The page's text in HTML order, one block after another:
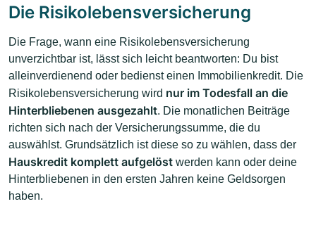
Die Risikolebensversicherung
Die Frage, wann eine Risikolebensversicherung
unverzichtbar ist, lässt sich leicht beantworten: Du bist
alleinverdienend oder bedienst einen Immobilienkredit. Die
Risikolebensversicherung wird nur im Todesfall an die
Hinterbliebenen ausgezahlt. Die monatlichen Beiträge
richten sich nach der Versicherungssumme, die du
auswählst. Grundsätzlich ist diese so zu wählen, dass der
Hauskredit komplett aufgelöst werden kann oder deine
Hinterbliebenen in den ersten Jahren keine Geldsorgen
haben.